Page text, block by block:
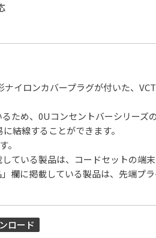
ナイロンカバープラグが付いた、
ため、0Uコンセントバーシリーズ
結線することができます。
。
ている製品は、コードセットの端
欄に掲載している製品は、先端プ
ロード